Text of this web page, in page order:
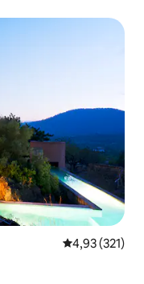
Évaluation
4,93 (321)